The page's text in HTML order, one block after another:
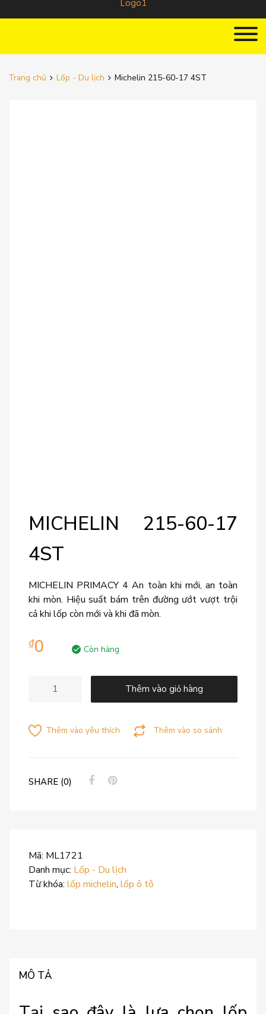
Trang chủ Lốp - Du lịch Michelin 215-60-17 4ST
MICHELIN 215-60-17
4ST
MICHELIN PRIMACY 4 An toàn khi mới, an toàn
khi mòn. Hiệu suất bám trên đường ướt vượt trội
cả khi lốp còn mới và khi đã mòn.
₫0 Còn hàng
Thêm vào giỏ hàng
Thêm vào so sánh
Thêm vào yêu thích
SHARE (0)
Mã: ML1721
Danh mục: Lốp - Du lịch
Từ khóa: lốp michelin, lốp ô tô
MÔ TẢ